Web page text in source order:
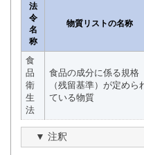
法
令
名
称
物質リストの名称
食
品
衛
生
法
食品の成分に係る規格
（残留基準）が定めら
ている物質
注釈